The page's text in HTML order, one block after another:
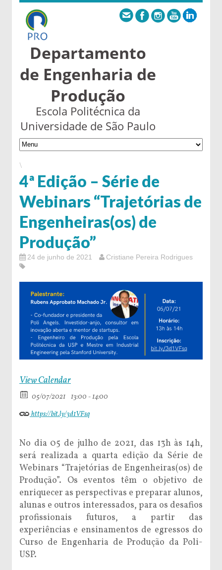
Departamento
de Engenharia de
Produção
Escola Politécnica da
Universidade de São Paulo
\
4ª Edição – Série de
Webinars “Trajetórias de
Engenheiras(os) de
Produção”
24 de junho de 2021 Cristiane Pereira Rodrigues
View Calendar
05/07/2021 13:00 - 14:00
https://bit.ly/3d1VFsq
No dia 05 de julho de 2021, das 13h às 14h,
será realizada a quarta edição da Série de
Webinars “Trajetórias de Engenheiras(os) de
Produção”. Os eventos têm o objetivo de
enriquecer as perspectivas e preparar alunos,
alunas e outros interessados, para os desafios
profissionais futuros, a partir das
experiências e ensinamentos de egressos do
Curso de Engenharia de Produção da Poli-
USP.